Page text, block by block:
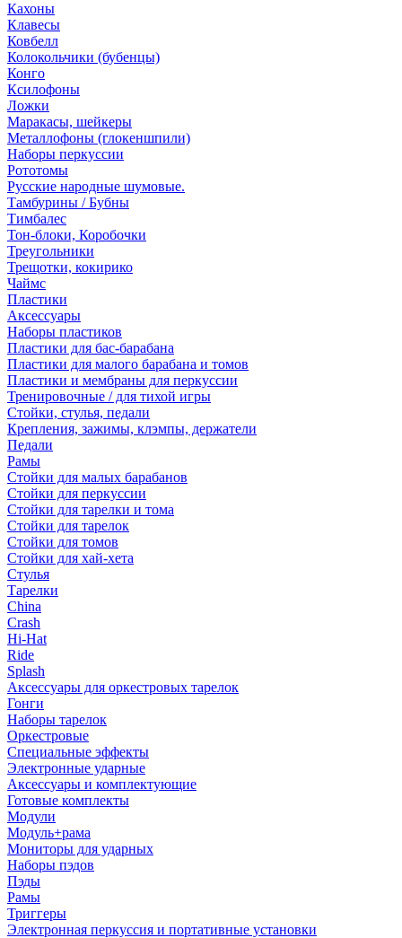
Кахоны
Клавесы
Ковбелл
Колокольчики (бубенцы)
Конго
Ксилофоны
Ложки
Маракасы, шейкеры
Металлофоны (глокеншпили)
Наборы перкуссии
Рототомы
Русские народные шумовые.
Тамбурины / Бубны
Тимбалес
Тон-блоки, Коробочки
Треугольники
Трещотки, кокирико
Чаймс
Пластики
Аксессуары
Наборы пластиков
Пластики для бас-барабана
Пластики для малого барабана и томов
Пластики и мембраны для перкуссии
Тренировочные / для тихой игры
Стойки, стулья, педали
Крепления, зажимы, клэмпы, держатели
Педали
Рамы
Стойки для малых барабанов
Стойки для перкуссии
Стойки для тарелки и тома
Стойки для тарелок
Стойки для томов
Стойки для хай-хета
Стулья
Тарелки
China
Crash
Hi-Hat
Ride
Splash
Аксессуары для оркестровых тарелок
Гонги
Наборы тарелок
Оркестровые
Специальные эффекты
Электронные ударные
Аксессуары и комплектующие
Готовые комплекты
Модули
Модуль+рама
Мониторы для ударных
Наборы пэдов
Пэды
Рамы
Триггеры
Электронная перкуссия и портативные установки